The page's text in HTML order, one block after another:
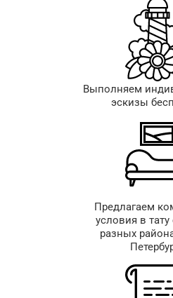
Выполняем
эскизы
Предлагаем
условия в тату
разных